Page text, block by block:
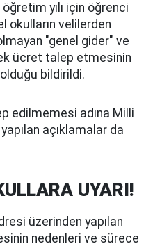
yılı için öğrenci
okulların velilerden
"genel gider" ve
ücret talep etmesinin
bildirildi.
edilmemesi adına Milli
açıklamalar da
UYARI!
üzerinden yapılan
nedenleri ve sürece